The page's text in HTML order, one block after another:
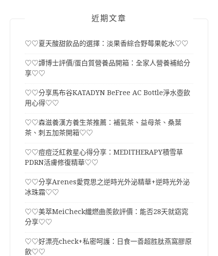
近期文章
♡♡夏天酸甜飲品的選擇：淡果香綜合野莓果乾水♡♡
♡♡譚博士評價/蛋白質營養品開箱：全家人營養補給分
享♡♡
♡♡分享馬布谷KATADYN BeFree AC Bottle淨水壺飲
用心得♡♡
♡♡森滋養漢方養生茶推薦：補氣茶、益母茶、桑葉
茶、刺五加茶開箱♡♡
♡♡痘痘泛紅救星心得分享：MEDITHERAPY積雪草
PDRN活膚修復精華♡♡
♡♡分享Arenes愛霓思之逆時光外泌精華+逆時光外泌
冰珠霜♡♡
♡♡美萃MeiCheck纖燃曲羨飲評價：能否28天就窈窕
分享♡♡
♡♡好漂亮check+私密呵護：日食一善超胜肽燕窩膠原
飲♡♡